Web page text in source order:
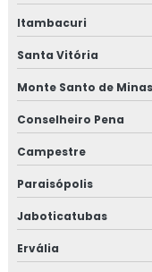
Itambacuri
Santa Vitória
Monte Santo de Minas
Conselheiro Pena
Campestre
Paraisópolis
Jaboticatubas
Ervália